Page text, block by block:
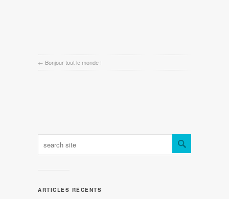
← Bonjour tout le monde !
ARTICLES RÉCENTS